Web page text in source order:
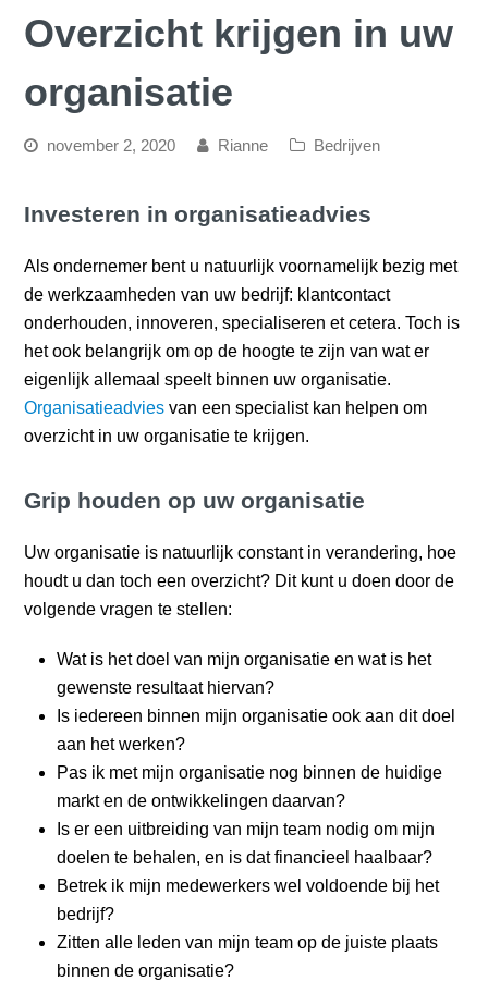
Overzicht krijgen in uw
organisatie
november 2, 2020 Rianne Bedrijven
Investeren in organisatieadvies
Als ondernemer bent u natuurlijk voornamelijk bezig met
de werkzaamheden van uw bedrijf: klantcontact
onderhouden, innoveren, specialiseren et cetera. Toch is
het ook belangrijk om op de hoogte te zijn van wat er
eigenlijk allemaal speelt binnen uw organisatie.
Organisatieadvies van een specialist kan helpen om
overzicht in uw organisatie te krijgen.
Grip houden op uw organisatie
Uw organisatie is natuurlijk constant in verandering, hoe
houdt u dan toch een overzicht? Dit kunt u doen door de
volgende vragen te stellen:
Wat is het doel van mijn organisatie en wat is het
gewenste resultaat hiervan?
Is iedereen binnen mijn organisatie ook aan dit doel
aan het werken?
Pas ik met mijn organisatie nog binnen de huidige
markt en de ontwikkelingen daarvan?
Is er een uitbreiding van mijn team nodig om mijn
doelen te behalen, en is dat financieel haalbaar?
Betrek ik mijn medewerkers wel voldoende bij het
bedrijf?
Zitten alle leden van mijn team op de juiste plaats
binnen de organisatie?